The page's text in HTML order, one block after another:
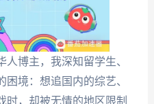
博主，我深知留学生、
境：想追国内的综艺、
时，却被无情的地区限制